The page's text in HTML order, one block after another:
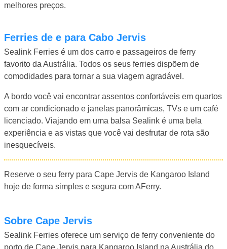
melhores preços.
Ferries de e para Cabo Jervis
Sealink Ferries é um dos carro e passageiros de ferry
favorito da Austrália. Todos os seus ferries dispõem de
comodidades para tornar a sua viagem agradável.
A bordo você vai encontrar assentos confortáveis ​​em quartos
com ar condicionado e janelas panorâmicas, TVs e um café
licenciado. Viajando em uma balsa Sealink é uma bela
experiência e as vistas que você vai desfrutar de rota são
inesquecíveis.
Reserve o seu ferry para Cape Jervis de Kangaroo Island
hoje de forma simples e segura com AFerry.
Sobre Cape Jervis
Sealink Ferries oferece um serviço de ferry conveniente do
porto de Cape Jervis para Kangaroo Island na Austrália do